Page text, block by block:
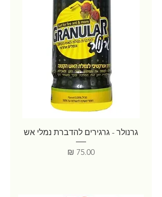
גרנולר - גרגירים להדברת נמלי אש
מחיר